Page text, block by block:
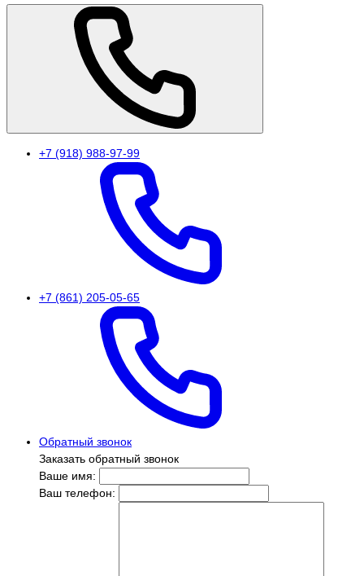
+7 (918) 988-97-99
+7 (861) 205-05-65
Обратный звонок
Заказать обратный звонок
Ваше имя:
Ваш телефон: